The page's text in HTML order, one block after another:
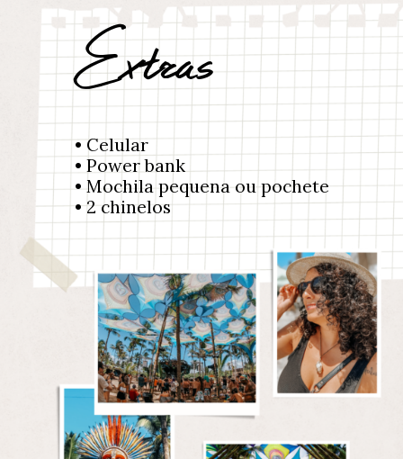
Extras
• Celular
• Power bank
• Mochila pequena ou pochete
• 2 chinelos